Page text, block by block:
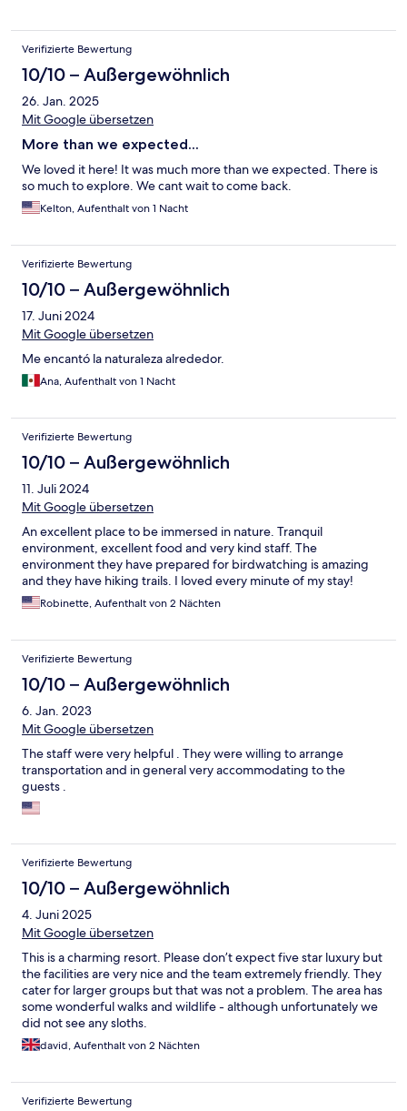
Verifizierte Bewertung
10/10 – Außergewöhnlich
26. Jan. 2025
Mit Google übersetzen
More than we expected...
We loved it here! It was much more than we expected. There is
so much to explore. We cant wait to come back.
Kelton, Aufenthalt von 1 Nacht
Verifizierte Bewertung
10/10 – Außergewöhnlich
17. Juni 2024
Mit Google übersetzen
Me encantó la naturaleza alrededor.
Ana, Aufenthalt von 1 Nacht
Verifizierte Bewertung
10/10 – Außergewöhnlich
11. Juli 2024
Mit Google übersetzen
An excellent place to be immersed in nature. Tranquil
environment, excellent food and very kind staff. The
environment they have prepared for birdwatching is amazing
and they have hiking trails. I loved every minute of my stay!
Robinette, Aufenthalt von 2 Nächten
Verifizierte Bewertung
10/10 – Außergewöhnlich
6. Jan. 2023
Mit Google übersetzen
The staff were very helpful . They were willing to arrange
transportation and in general very accommodating to the
guests .
Verifizierte Bewertung
10/10 – Außergewöhnlich
4. Juni 2025
Mit Google übersetzen
This is a charming resort. Please don’t expect five star luxury but
the facilities are very nice and the team extremely friendly. They
cater for larger groups but that was not a problem. The area has
some wonderful walks and wildlife - although unfortunately we
did not see any sloths.
david, Aufenthalt von 2 Nächten
Verifizierte Bewertung